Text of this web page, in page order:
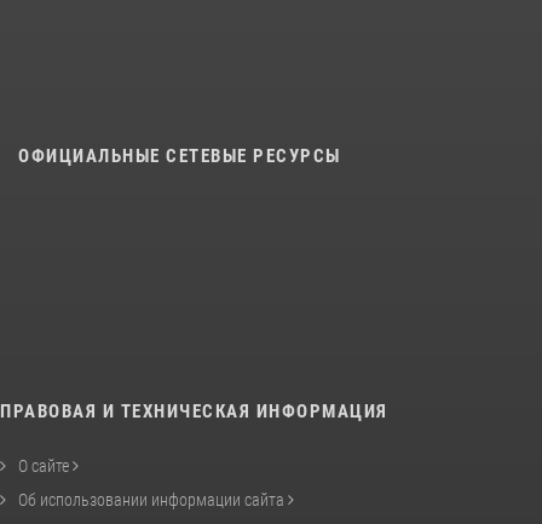
ОФИЦИАЛЬНЫЕ СЕТЕВЫЕ РЕСУРСЫ
ПРАВОВАЯ И ТЕХНИЧЕСКАЯ ИНФОРМАЦИЯ
О сайте
Об использовании информации сайта